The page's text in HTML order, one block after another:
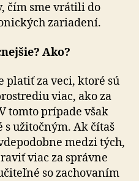
čím sme vrátili do
zariadení.
Ako?
platiť za veci, ktoré sú
viac, ako za
tomto prípade však
užitočným. Ak čítaš
medzi tých,
viac za správne
so zachovaním